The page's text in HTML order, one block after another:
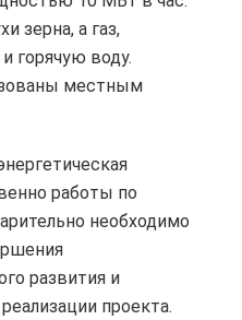
зерна, а газ,
горячую воду.
местным
работы по
необходимо
развития и
проекта.